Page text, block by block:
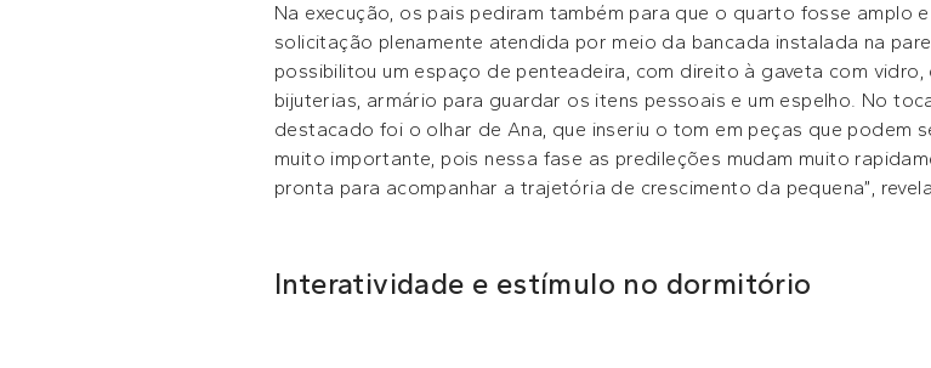
Na execução, os pais pediram também para que o quarto fosse amplo
solicitação plenamente atendida por meio da bancada instalada na
possibilitou um espaço de penteadeira, com direito à gaveta com
bijuterias, armário para guardar os itens pessoais e um espelho. No
destacado foi o olhar de Ana, que inseriu o tom em peças que podem
muito importante, pois nessa fase as predileções mudam muito
pronta para acompanhar a trajetória de crescimento da pequena”,
Interatividade e estímulo no dormitório